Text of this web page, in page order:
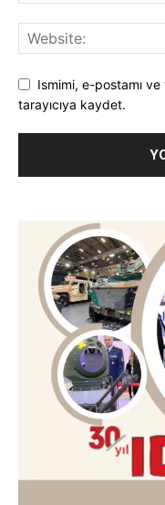
Ismimi, e-postamı
tarayıcıya kaydet.